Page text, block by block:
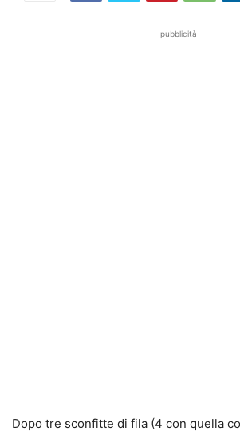
pubblicità
Dopo tre sconfitte di fila (4 con quella